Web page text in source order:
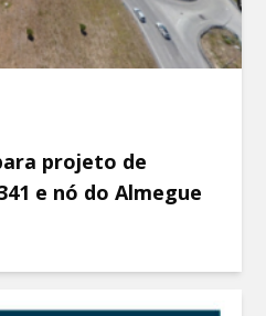
projeto de
e nó do Almegue